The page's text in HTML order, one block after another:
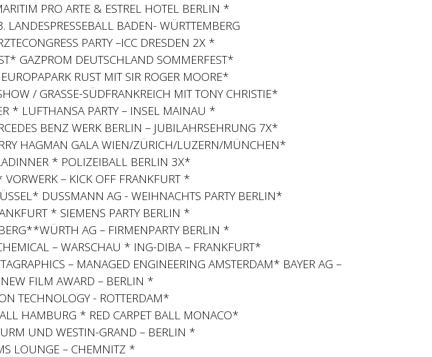
PRO ARTE & ESTREL HOTEL BERLIN *
BADEN- WÜRTTEMBERG
PARTY –ICC DRESDEN 2X *
GAZPROM DEUTSCHLAND SOMMERFEST*
RUST MIT SIR ROGER MOORE*
/ GRASSE-SÜDFRANKREICH MIT TONY CHRISTIE*
* LUFTHANSA PARTY – INSEL MAINAU *
BENZ WERK BERLIN – JUBILAHRSEHRUNG 7X*
HAGMAN GALA WIEN/ZÜRICH/LUZERN/MÜNCHEN*
* POLIZEIBALL BERLIN 3X*
– KICK OFF FRANKFURT *
DUSSMANN AG - WEIHNACHTS PARTY BERLIN*
* SIEMENS PARTY BERLIN *
AG – FIRMENPARTY BERLIN *
– WARSCHAU * ING-DIBA – FRANKFURT*
– MANAGED ENGINEERING AMSTERDAM* BAYER AG –
NEW FILM AWARD – BERLIN *
TECHNOLOGY - ROTTERDAM*
HAMBURG * RED CARPET BALL MONACO*
UND WESTIN-GRAND – BERLIN *
LOUNGE – CHEMNITZ *